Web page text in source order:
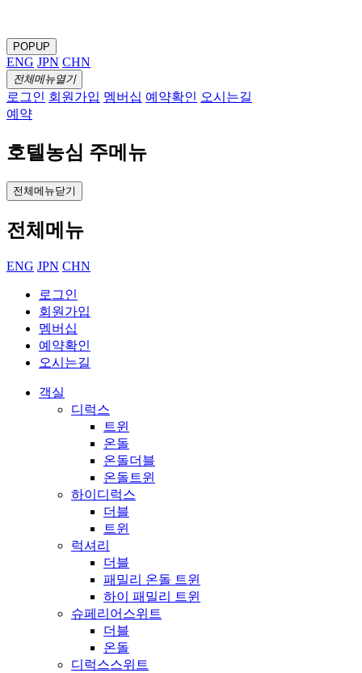
POPUP
ENG JPN CHN
전체메뉴열기
로그인 회원가입 멤버십 예약확인 오시는길
예약
호텔농심 주메뉴
전체메뉴닫기
전체메뉴
ENG JPN CHN
로그인
회원가입
멤버십
예약확인
오시는길
객실
디럭스
트윈
온돌
온돌더블
온돌트윈
하이디럭스
더블
트윈
럭셔리
더블
패밀리 온돌 트윈
하이 패밀리 트윈
슈페리어스위트
더블
온돌
디럭스스위트